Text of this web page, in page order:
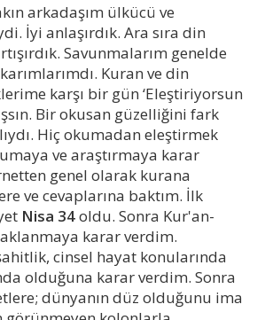
arkadaşım ülkücü ve
İyi anlaşırdık. Ara sıra din
Savunmalarım genelde
Kuran ve din
karşı bir gün ‘Eleştiriyorsun
Bir okusan güzelliğini fark
Hiç okumadan eleştirmek
ve araştırmaya karar
genel olarak kurana
ve cevaplarına baktım. İlk
Nisa 34oldu. Sonra Kur'an-
karar verdim.
cinsel hayat konularında
olduğuna karar verdim. Sonra
dünyanın düz olduğunu ima